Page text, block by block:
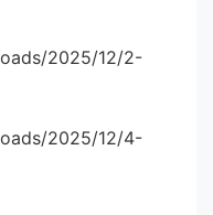
2025/12/2-
2025/12/4-